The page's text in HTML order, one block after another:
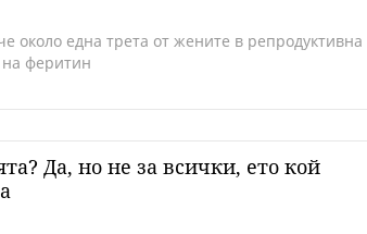
около една трета от жените в репродуктивна
на феритин
Да, но не за всички, ето кой